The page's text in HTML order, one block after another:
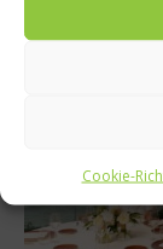
Cookie-